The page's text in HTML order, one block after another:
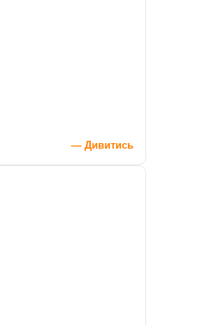
— Дивитись